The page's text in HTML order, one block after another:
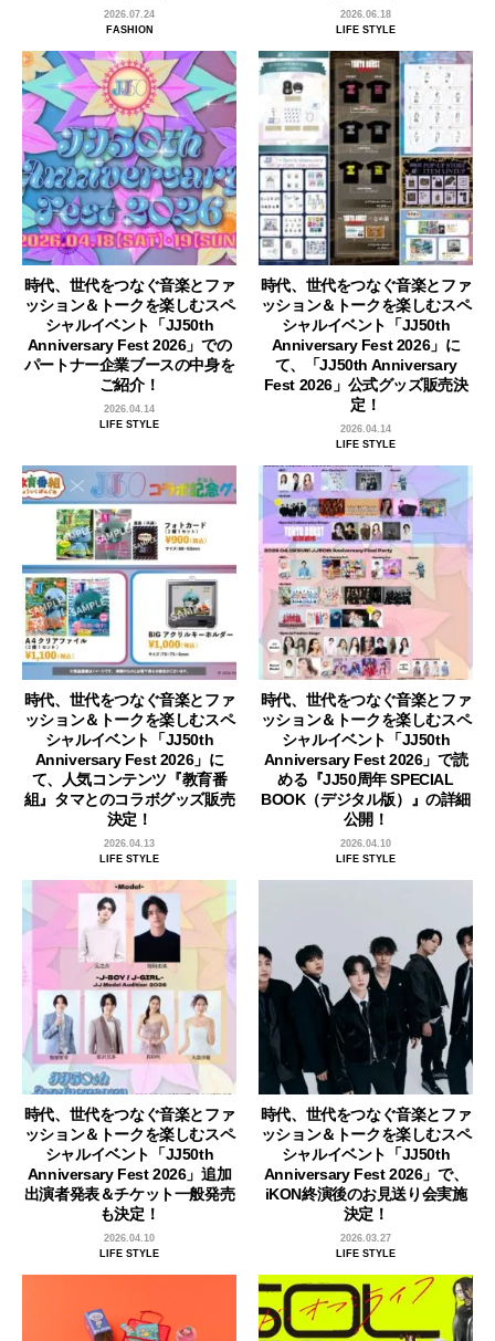
2026.07.24
FASHION
2026.06.18
LIFE STYLE
時代、世代をつなぐ音楽とファ
ッション＆トークを楽しむスペ
シャルイベント「JJ50th
Anniversary Fest 2026」での
パートナー企業ブースの中身を
ご紹介！
2026.04.14
LIFE STYLE
時代、世代をつなぐ音楽とファ
ッション＆トークを楽しむスペ
シャルイベント「JJ50th
Anniversary Fest 2026」に
て、「JJ50th Anniversary
Fest 2026」公式グッズ販売決
定！
2026.04.14
LIFE STYLE
時代、世代をつなぐ音楽とファ
ッション＆トークを楽しむスペ
シャルイベント「JJ50th
Anniversary Fest 2026」に
て、人気コンテンツ『教育番
組』タマとのコラボグッズ販売
決定！
2026.04.13
LIFE STYLE
時代、世代をつなぐ音楽とファ
ッション＆トークを楽しむスペ
シャルイベント「JJ50th
Anniversary Fest 2026」で読
める『JJ50周年 SPECIAL
BOOK（デジタル版）』の詳細
公開！
2026.04.10
LIFE STYLE
時代、世代をつなぐ音楽とファ
ッション＆トークを楽しむスペ
シャルイベント「JJ50th
Anniversary Fest 2026」追加
出演者発表＆チケット一般発売
も決定！
2026.04.10
LIFE STYLE
時代、世代をつなぐ音楽とファ
ッション＆トークを楽しむスペ
シャルイベント「JJ50th
Anniversary Fest 2026」で、
iKON終演後のお見送り会実施
決定！
2026.03.27
LIFE STYLE